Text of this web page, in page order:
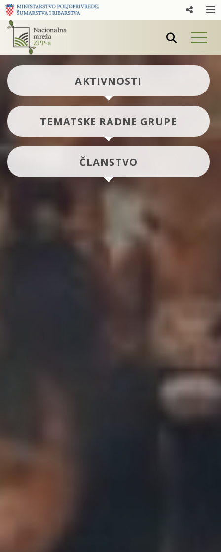
AKTIVNOSTI
TEMATSKE RADNE GRUPE
ČLANSTVO